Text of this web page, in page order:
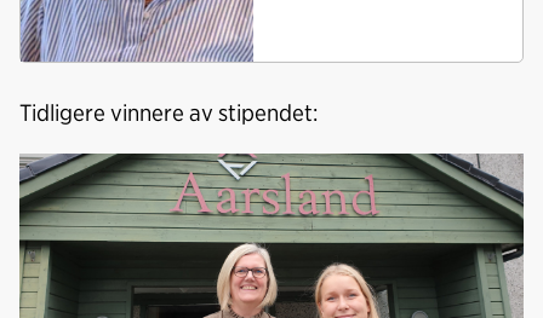
Tidligere vinnere av stipendet: